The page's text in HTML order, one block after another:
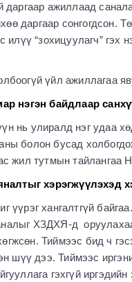
даргаар ажиллаад
даргаар сонгогдсон.
“зохицуулагч” гэх
үйл ажиллагаа
нэгэн байдлаар
нь улиралд нэг удаа
болон бусад
жил тутмын тайлангаа
хэрэгжүүлэхэд
үүрэг хангалтгүй
ХЗДХЯ-д
Тиймээс бид ч
шүү дээ. Тиймээс
гэхгүй